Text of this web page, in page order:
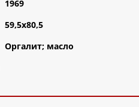
1969
59,5х80,5
Оргалит; масло